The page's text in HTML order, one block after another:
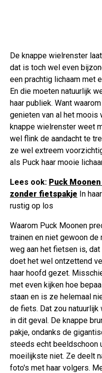
De knappe wielrenster
dat is toch wel even
een prachtig lichaam met
En die moeten natuurlijk
haar publiek. Want
genieten van al het moois
knappe wielrenster weet
wel flink de aandacht te
ze wel extreem
als Puck haar mooie
Lees ook: Puck
zonder fietspakje In
rustig op los
Waarom Puck Moonen
trainen en niet gewoon de
weg aan het fietsen is,
doet het wel ontzettend
haar hoofd gezet.
met even kijken hoe
staan en is ze helemaal
de fiets. Dat zou natuurlijk
in dit geval. De knappe
pakje, ondanks de
steeds echt beeldschoon
moeilijkste niet. Ze deelt
foto's met haar volgers.